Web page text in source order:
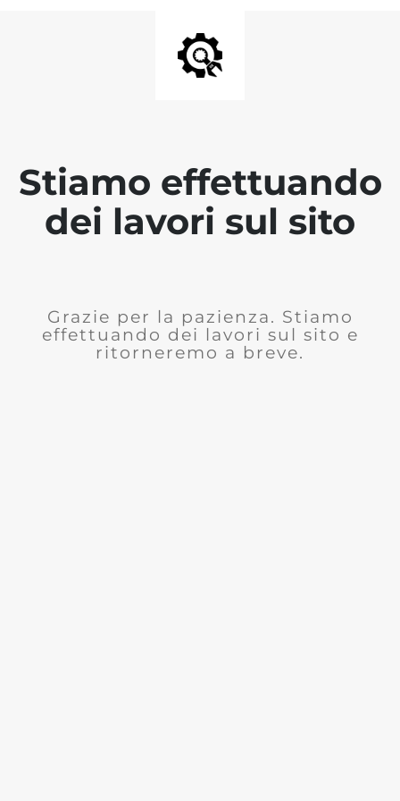
Stiamo effettuando
dei lavori sul sito
Grazie per la pazienza. Stiamo
effettuando dei lavori sul sito e
ritorneremo a breve.